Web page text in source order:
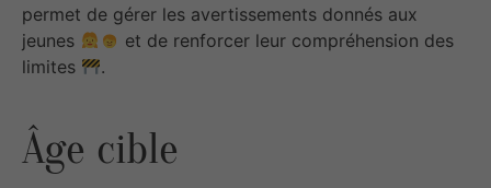
permet de gérer les avertissements donnés aux
jeunes
et de renforcer leur compréhension des
limites
.
Âge cible